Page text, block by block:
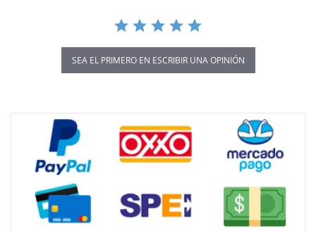
SEA EL PRIMERO EN ESCRIBIR UNA OPINIÓN